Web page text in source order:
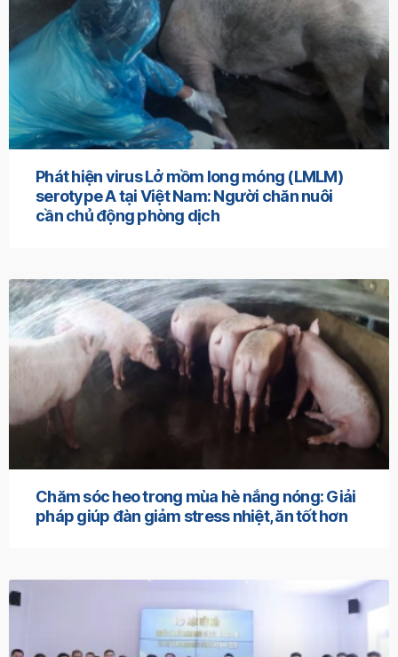
Phát hiện virus Lở mồm long móng (LMLM)
serotype A tại Việt Nam: Người chăn nuôi
cần chủ động phòng dịch
Chăm sóc heo trong mùa hè nắng nóng: Giải
pháp giúp đàn giảm stress nhiệt, ăn tốt hơn